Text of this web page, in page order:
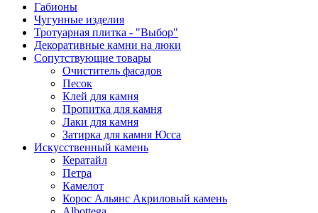
Габионы
Чугунные изделия
Тротуарная плитка - "Выбор"
Декоративные камни на люки
Сопутствующие товары
Очиститель фасадов
Песок
Клей для камня
Пропитка для камня
Лаки для камня
Затирка для камня Юсса
Искусственный камень
Кератайл
Петра
Камелот
Корос Альянс Акриловый камень